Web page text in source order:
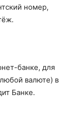
номер,
банке, для
валюте) в
Банке.